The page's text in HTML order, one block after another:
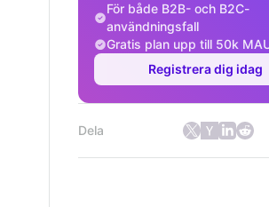
För både B2B- och B2C-
användningsfall
Gratis plan upp till 50k
Registrera dig idag
Dela